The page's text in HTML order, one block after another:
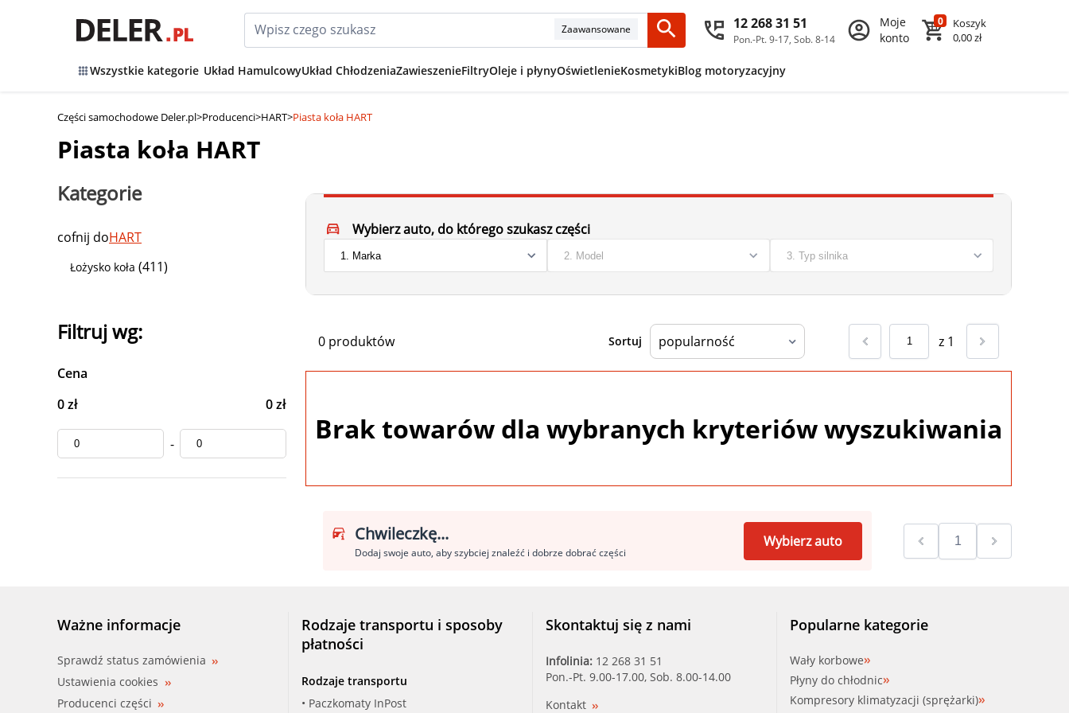
Zaawansowane 12 268 31 51
Pon.-Pt. 9-17, Sob. 8-14
Moje
konto
0
Koszyk
0,00 zł
Wszystkie kategorie Układ HamulcowyUkład ChłodzeniaZawieszenieFiltryOleje i płynyOświetlenieKosmetykiBlog motoryzacyjny
Części samochodowe Deler.pl>Producenci>HART>Piasta koła HART
Piasta koła HART
Kategorie
cofnij doHART
Łożysko koła (411)
Filtruj wg:
Cena
0 zł
0 zł
-
Wybierz auto, do którego szukasz części
0 produktów Sortuj z 1
Brak towarów dla wybranych kryteriów wyszukiwania
Chwileczkę...
Dodaj swoje auto, aby szybciej znaleźć i dobrze dobrać części
Wybierz auto
Ważne informacje
Sprawdź status zamówienia
Ustawienia cookies
Producenci części
Rodzaje transportu i sposoby
płatności
Rodzaje transportu
• Paczkomaty InPost
Skontaktuj się z nami
Infolinia: 12 268 31 51
Pon.-Pt. 9.00-17.00, Sob. 8.00-14.00
Kontakt
Popularne kategorie
Wały korbowe
Płyny do chłodnic
Kompresory klimatyzacji (sprężarki)